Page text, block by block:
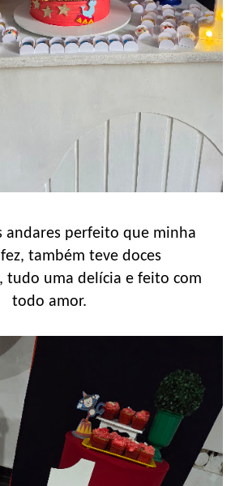
andares perfeito que minha
também teve doces
tudo uma delícia e feito com
todo amor.